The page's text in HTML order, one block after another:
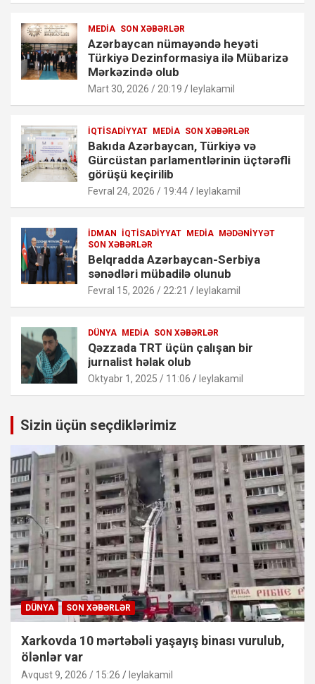
MEDIA SON XƏBƏRLƏR
Azərbaycan nümayəndə heyəti
Türkiyə Dezinformasiya ilə Mübarizə
Mərkəzində olub
Mart 30, 2026 / 20:19 leylakamil
İQTISADIYYAT MEDIA SON XƏBƏRLƏR
Bakıda Azərbaycan, Türkiyə və
Gürcüstan parlamentlərinin üçtərəfli
görüşü keçirilib
Fevral 24, 2026 / 19:44 leylakamil
İDMAN İQTISADIYYAT MEDIA
MƏDƏNIYYƏT
SON XƏBƏRLƏR
Belqradda Azərbaycan-Serbiya
sənədləri mübadilə olunub
Fevral 15, 2026 / 22:21 leylakamil
DÜNYA MEDIA SON XƏBƏRLƏR
Qəzzada TRT üçün çalışan bir
jurnalist həlak olub
Oktyabr 1, 2025 / 11:06 leylakamil
Sizin üçün seçdiklərimiz
DÜNYA SON XƏBƏRLƏR
Xarkovda 10 mərtəbəli yaşayış binası vurulub,
ölənlər var
Avqust 9, 2026 / 15:26 leylakamil